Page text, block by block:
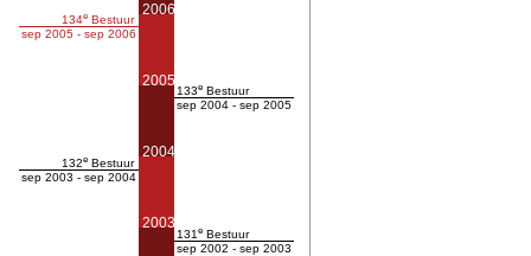
134e Bestuur
sep 2005 - sep 2006
132e Bestuur
sep 2003 - sep 2004
2006
2005
2004
2003
133e Bestuur
sep 2004 - sep 2005
131 e Bestuur
sep 2002 - sep 2003